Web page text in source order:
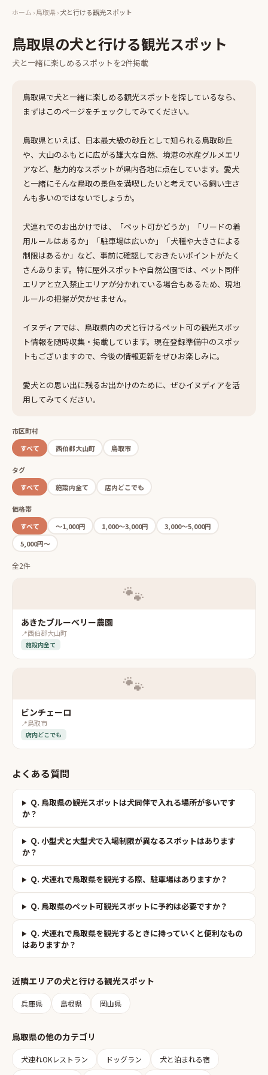
ホーム ›鳥取県›犬と行ける観光スポット
鳥取県の犬と行ける観光スポット
犬と一緒に楽しめるスポット を2件掲載
鳥取県で犬と一緒に楽しめる観光スポットを探しているなら、
まずはこのページをチェックしてみてください。
鳥取県といえば、日本最大級の砂丘として知られる鳥取砂丘
や、大山のふもとに広がる雄大な自然、境港の水産グルメエリ
アなど、魅力的なスポットが県内各地に点在しています。愛犬
と一緒にそんな鳥取の景色を満喫したいと考えている飼い主さ
んも多いのではないでしょうか。
犬連れでのお出かけでは、「ペット可かどうか」「リードの着
用ルールはあるか」「駐車場は広いか」「犬種や大きさによる
制限はあるか」など、事前に確認しておきたいポイントがたく
さんあります。特に屋外スポットや自然公園では、ペット同伴
エリアと立入禁止エリアが分かれている場合もあるため、現地
ルールの把握が欠かせません。
イヌディアでは、鳥取県内の犬と行けるペット可の観光スポッ
ト情報を随時収集・掲載しています。現在登録準備中のスポッ
トもございますので、今後の情報更新をぜひお楽しみに。
愛犬との思い出に残るお出かけのために、ぜひイヌディアを活
用してみてください。
市区町村
すべて
西伯郡大山町 鳥取市
タグ
すべて
施設内全て 店内どこでも
価格帯
すべて
〜1,000円 1,000〜3,000円
3,000〜5,000円
5,000円〜
全2件
🐾
あきたブルーベリー農園
📍西伯郡大山町
施設内全て
🐾
ビンチェーロ
📍鳥取市
店内どこでも
よくある質問
Q. 鳥取県の観光スポットは犬同伴で入れる場所が多いです
か？
Q. 小型犬と大型犬で入場制限が異なるスポットはあります
か？
Q. 犬連れで鳥取県を観光する際、駐車場はありますか？
Q. 鳥取県のペット可観光スポットに予約は必要ですか？
Q. 犬連れで鳥取県を観光するときに持っていくと便利なもの
はありますか？
近隣エリアの犬と行ける観光スポット
兵庫県 島根県 岡山県
鳥取県の他のカテゴリ
犬連れOKレストラン ドッグラン 犬と泊まれる宿